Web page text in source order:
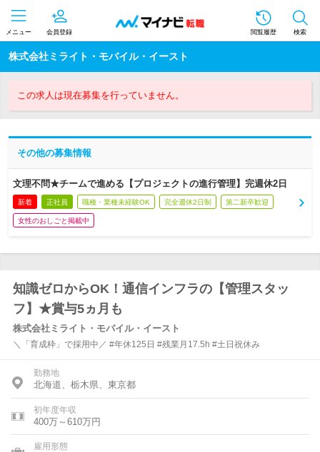
メニュー 会員登録 閲覧履歴 検索
株式会社ミライト・モバイル・イースト
この求人は現在募集を行っていません。
その他の募集情報
文理不問★チームで進める【プロジェクトの進行管理】完週休2日
新着 正社員 職種・業種未経験OK 完全週休2日制 第二新卒歓迎
女性のおしごと掲載中
知識ゼロからOK！通信インフラの【管理スタッ
フ】★賞与5ヵ月も
株式会社ミライト・モバイル・イースト
＼「育成枠」で採用中／ #年休125日 #残業月17.5h #土日祝休み
勤務地
北海道、栃木県、東京都
初年度年収
400万～610万円
雇用形態